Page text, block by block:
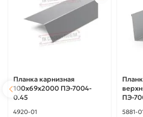
Планка карнизная
100х69х2000 ПЭ-7004-
0.45
4920-01
ПЭ-
5881-